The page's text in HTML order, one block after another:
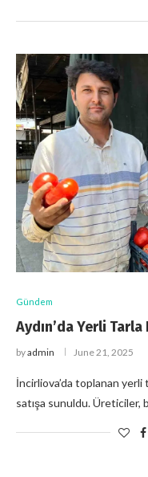
Gündem
Aydın’da Yerli
byadmin June 21, 2025
İncirliova’da toplanan
satışa sunuldu. Üreticiler,